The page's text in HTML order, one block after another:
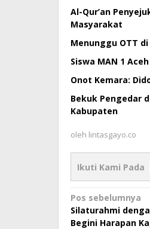
Al-Qur’an
Masyarakat
Menunggu OTT
Siswa MAN 1
Onot Kemara:
Bekuk Pengedar
Kabupaten
oleh lintasgayo.co
Ikuti Kami Pada
Navigasi
pos
Pos sebelumnya
Silaturahmi
Begini Harapan